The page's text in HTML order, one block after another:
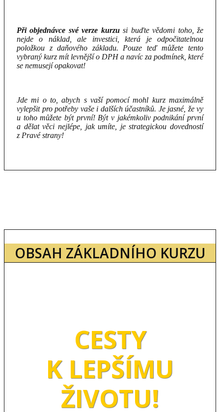
Při objednávce své verze kurzusi buďte vědomi toho, že
nejde o náklad, ale investici, která je odpočitatelnou
položkou z daňového základu. Pouze teď můžete tento
vybraný kurz mít levnější o DPH a navíc za podmínek, které
se nemusejí opakovat!
Jde mi o to, abych s vaší pomocí mohl kurz maximálně
vylepšit pro potřeby vaše i dalších účastníků. Je jasné, že vy
u toho můžete být první! Být v jakémkoliv podnikání první
a dělat věci nejlépe, jak umíte, je strategickou dovedností
z Pravé strany!
OBSAH ZÁKLADNÍHO KURZU
CESTY
K LEPŠÍMU
ŽIVOTU!